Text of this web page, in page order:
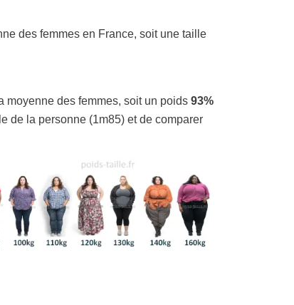
des femmes en France, soit une taille
moyenne des femmes, soit un poids 93%
de la personne (1m85) et de comparer